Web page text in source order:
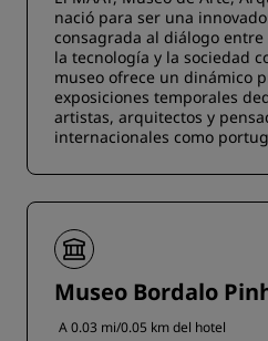
nació para ser una
consagrada al diálogo
la tecnología y la sociedad
museo ofrece un dinámico
exposiciones temporales
artistas, arquitectos y
internacionales como
Museo Bordalo
A 0.03 mi/0.05 km del hotel